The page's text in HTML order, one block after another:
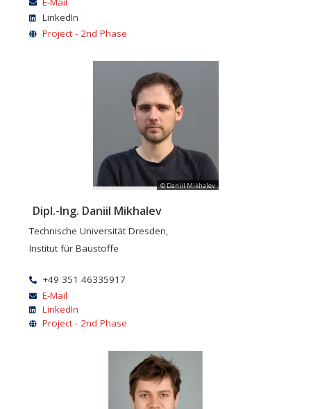
LinkedIn
Project - 2nd Phase
© Daniil Mikhalev
Dipl.-Ing. Daniil Mikhalev
Technische Universität Dresden,
Institut für Baustoffe
+49 351 46335917
E-Mail
LinkedIn
Project - 2nd Phase